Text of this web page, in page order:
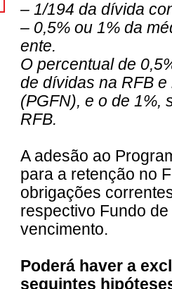
– 1/194 da dívida
– 0,5% ou 1% da
ente.
O percentual de
de dívidas na RFB
(PGFN), e o de 1%,
RFB.
A adesão ao
para a retenção no
obrigações
respectivo Fundo
vencimento.
Poderá haver a
seguintes